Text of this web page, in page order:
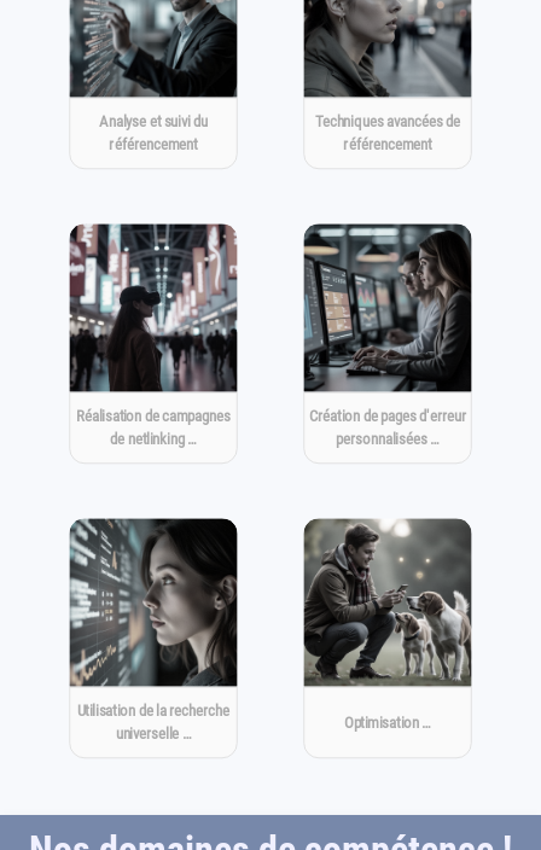
Analyse et suivi du
référencement
Techniques avancées de
référencement
Réalisation de campagnes
de netlinking …
Création de pages d'erreur
personnalisées …
Utilisation de la recherche
universelle …
Optimisation …